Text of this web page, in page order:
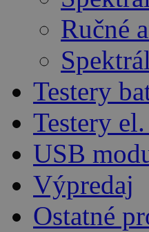
Ručné
Testery
Testery
USB
Výpredaj
Ostatné